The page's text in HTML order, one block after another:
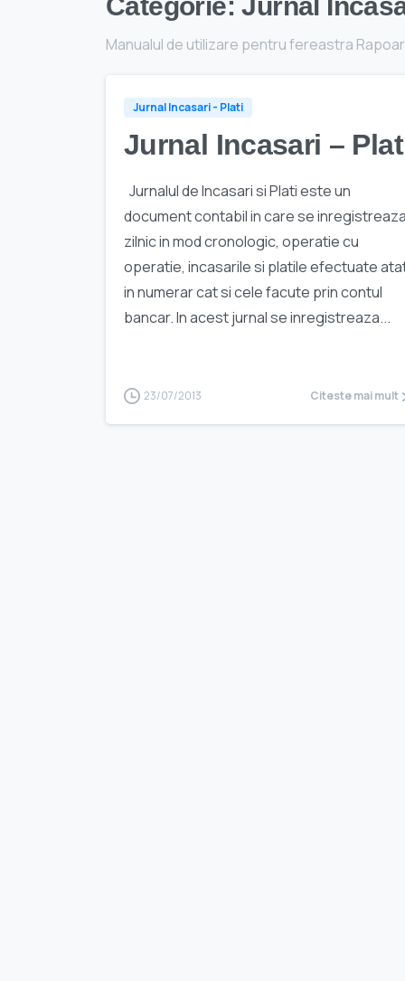
Manualul de utilizare pentru fereastra
Jurnal Incasari - Plati
Jurnal Incasari –
Jurnalul de Incasari si Plati este un
document contabil in care se
zilnic in mod cronologic, operatie cu
operatie, incasarile si platile efectuate
in numerar cat si cele facute prin contul
bancar. In acest jurnal se inregistreaza...
23/07/2013 Citeste mai mult